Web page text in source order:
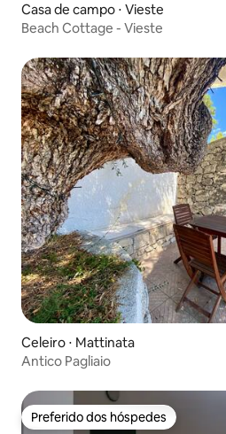
Casa de campo ⋅ Vieste
Beach Cottage - Vieste
Celeiro ⋅ Mattinata
Antico Pagliaio
Preferido dos hóspedes
Preferido dos hóspedes